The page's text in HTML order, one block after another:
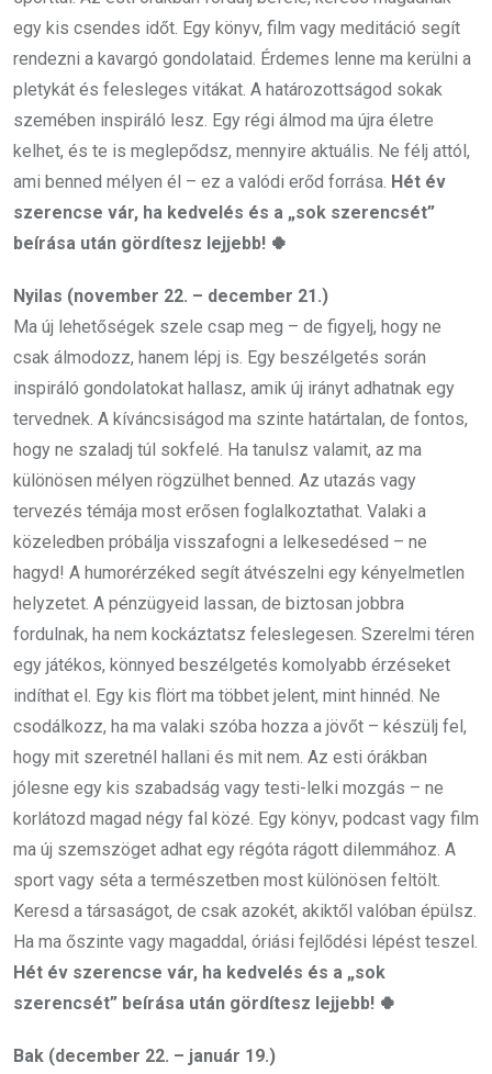
egy kis csendes időt. Egy könyv, film vagy meditáció segít
rendezni a kavargó gondolataid. Érdemes lenne ma kerülni a
pletykát és felesleges vitákat. A határozottságod sokak
szemében inspiráló lesz. Egy régi álmod ma újra életre
kelhet, és te is meglepődsz, mennyire aktuális. Ne félj attól,
ami benned mélyen él – ez a valódi erőd forrása. Hét év
szerencse vár, ha kedvelés és a „sok szerencsét”
beírása után gördítesz lejjebb! 🍀
Nyilas (november 22. – december 21.)
Ma új lehetőségek szele csap meg – de figyelj, hogy ne
csak álmodozz, hanem lépj is. Egy beszélgetés során
inspiráló gondolatokat hallasz, amik új irányt adhatnak egy
tervednek. A kíváncsiságod ma szinte határtalan, de fontos,
hogy ne szaladj túl sokfelé. Ha tanulsz valamit, az ma
különösen mélyen rögzülhet benned. Az utazás vagy
tervezés témája most erősen foglalkoztathat. Valaki a
közeledben próbálja visszafogni a lelkesedésed – ne
hagyd! A humorérzéked segít átvészelni egy kényelmetlen
helyzetet. A pénzügyeid lassan, de biztosan jobbra
fordulnak, ha nem kockáztatsz feleslegesen. Szerelmi téren
egy játékos, könnyed beszélgetés komolyabb érzéseket
indíthat el. Egy kis flört ma többet jelent, mint hinnéd. Ne
csodálkozz, ha ma valaki szóba hozza a jövőt – készülj fel,
hogy mit szeretnél hallani és mit nem. Az esti órákban
jólesne egy kis szabadság vagy testi-lelki mozgás – ne
korlátozd magad négy fal közé. Egy könyv, podcast vagy film
ma új szemszöget adhat egy régóta rágott dilemmához. A
sport vagy séta a természetben most különösen feltölt.
Keresd a társaságot, de csak azokét, akiktől valóban épülsz.
Ha ma őszinte vagy magaddal, óriási fejlődési lépést teszel.
Hét év szerencse vár, ha kedvelés és a „sok
szerencsét” beírása után gördítesz lejjebb! 🍀
Bak (december 22. – január 19.)